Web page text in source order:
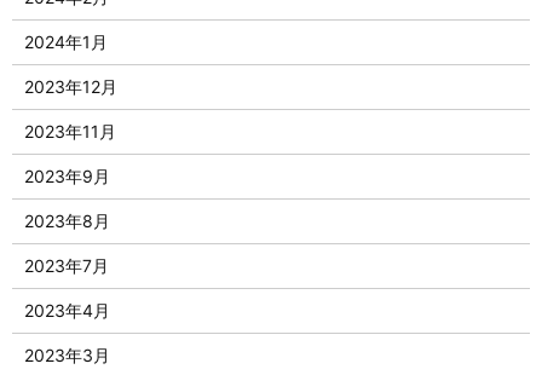
2024年1月
2023年12月
2023年11月
2023年9月
2023年8月
2023年7月
2023年4月
2023年3月